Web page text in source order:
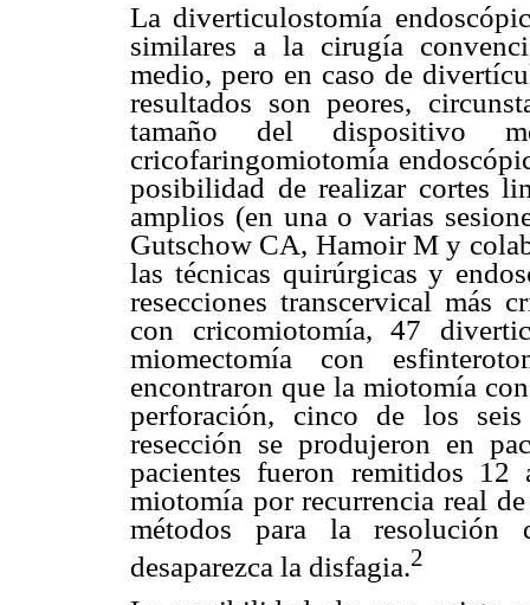
La diverticulostomía
similares a la cirugía
medio, pero en caso de
resultados son peores,
tamaño del dispositivo
cricofaringomiotomía
posibilidad de realizar cortes
amplios (en una o varias
Gutschow CA, Hamoir M y
las técnicas quirúrgicas y
resecciones transcervical más
con cricomiotomía, 47
miomectomía con
encontraron que la miotomía
perforación, cinco de los
resección se produjeron en
pacientes fueron remitidos
miotomía por recurrencia real
métodos para la resolución
desaparezca la disfagia.2